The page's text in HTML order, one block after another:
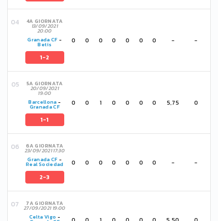
4A GIORNATA
13/09/2021
20:00
Granada CF -
Betis
1-2
0 0 0 0 0 0 0 - -
5A GIORNATA
20/09/2021
19:00
Barcellona -
Granada CF
1-1
0 0 1 0 0 0 0 5,75 0
6A GIORNATA
23/09/2021 17:30
Granada CF -
Real Sociedad
2-3
0 0 0 0 0 0 0 - -
7A GIORNATA
27/09/2021 19:00
Celta Vigo -